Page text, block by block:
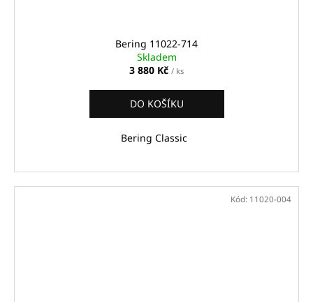
Bering 11022-714
Skladem
3 880 Kč / ks
DO KOŠÍKU
Bering Classic
Kód: 11020-004